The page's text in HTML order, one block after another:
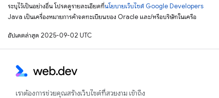
ระบุไว้เป็นอย่างอื่น โปรดดูรายละเอียดที่นโยบายเว็บไซต์ Google Developers
Java เป็นเครื่องหมายการค้าจดทะเบียนของ Oracle และ/หรือบริษัทในเครือ
อัปเดตล่าสุด 2025-09-02 UTC
เราต้องการช่วยคุณสร้างเว็บไซต์ที่สวยงาม เข้าถึง